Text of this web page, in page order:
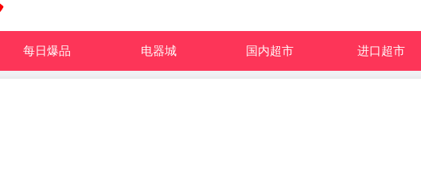
每日爆品 电器城 国内超市 进口超市